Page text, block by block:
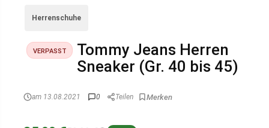
Herrenschuhe
VERPASST
Tommy Jeans Herren
Sneaker (Gr. 40 bis 45)
am 13.08.2021 0 Teilen